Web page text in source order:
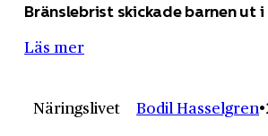
Bränsle­brist skickade barnen ut i
Läs mer
Näringslivet Bodil Hasselgren